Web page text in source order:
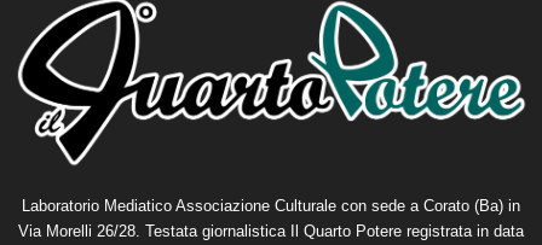
Laboratorio Mediatico Associazione Culturale con sede a Corato (Ba) in
Via Morelli 26/28. Testata giornalistica Il Quarto Potere registrata in data